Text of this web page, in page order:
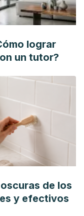
2039.short
The Effects of Tai
Stress Responses
International
Hui, S. S., Woo, J.,
Effects of Tai
Obesity in Middle-
Randomized
34058100/
Tzu-Min, C., Shih-
Hung, H., Horng-
Chi Intervention
lograr
un tutor?
de los
y efectivos